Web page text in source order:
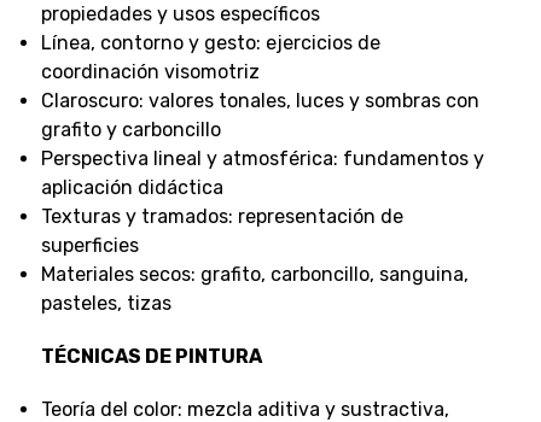
propiedades y usos específicos
Línea, contorno y gesto: ejercicios de
coordinación visomotriz
Claroscuro: valores tonales, luces y sombras con
grafito y carboncillo
Perspectiva lineal y atmosférica: fundamentos y
aplicación didáctica
Texturas y tramados: representación de
superficies
Materiales secos: grafito, carboncillo, sanguina,
pasteles, tizas
TÉCNICAS DE PINTURA
Teoría del color: mezcla aditiva y sustractiva,